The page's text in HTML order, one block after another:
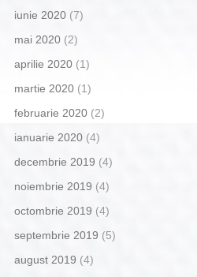
iunie 2020(7)
mai 2020(2)
aprilie 2020(1)
martie 2020(1)
februarie 2020(2)
ianuarie 2020(4)
decembrie 2019 (4)
noiembrie 2019 (4)
octombrie 2019 (4)
septembrie 2019 (5)
august 2019 (4)